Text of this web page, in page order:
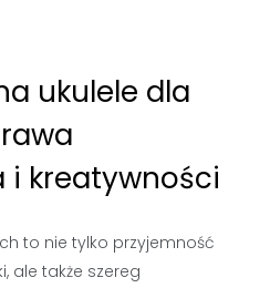
ukulele dla
kreatywności
to nie tylko przyjemność
ale także szereg